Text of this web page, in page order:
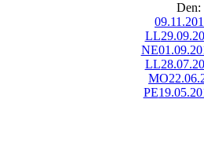
Den:
LL
NE
LL
MO
PE